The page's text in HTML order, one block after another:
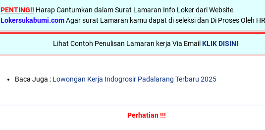
PENTING!! Harap Cantumkan dalam Surat Lamaran Info Loker dari Website
Lokersukabumi.comAgar surat Lamaran kamu dapat di seleksi dan Di Proses Oleh
Lihat Contoh Penulisan Lamaran kerja Via EmailKLIK DISINI
Baca Juga : Lowongan Kerja Indogrosir Padalarang Terbaru 2025
Perhatian !!!